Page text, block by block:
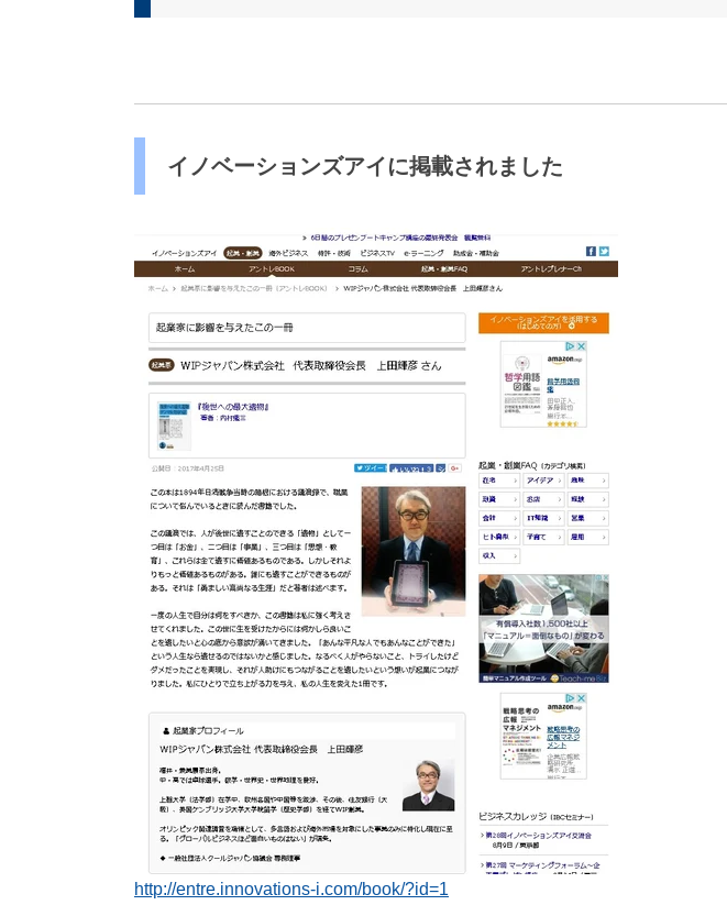
ー
（
9
言
語
・
1
0
）
イノベーションズアイに掲載されました
http://entre.innovations-i.com/book/?id=1